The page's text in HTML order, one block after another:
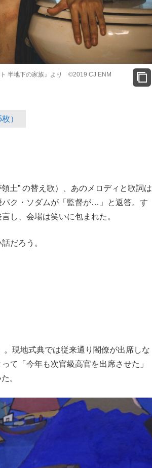
半地下の家族』より ©2019 CJ ENM
）
土” の替え歌）、あのメロディと歌詞は
ク・ソダムが「監督が…」と返答。す
し、会場は笑いに包まれた。
だろう。
現地式典では従来通り閣僚が出席しな
て「今年も次官級高官を出席させた」
。